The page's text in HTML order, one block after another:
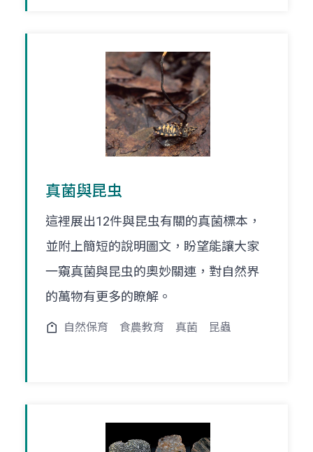
真菌與昆虫
這裡展出12件與昆虫有關的真菌標本，
並附上簡短的說明圖文，盼望能讓大家
一窺真菌與昆虫的奧妙關連，對自然界
的萬物有更多的瞭解。
自然保育 食農教育 真菌 昆蟲